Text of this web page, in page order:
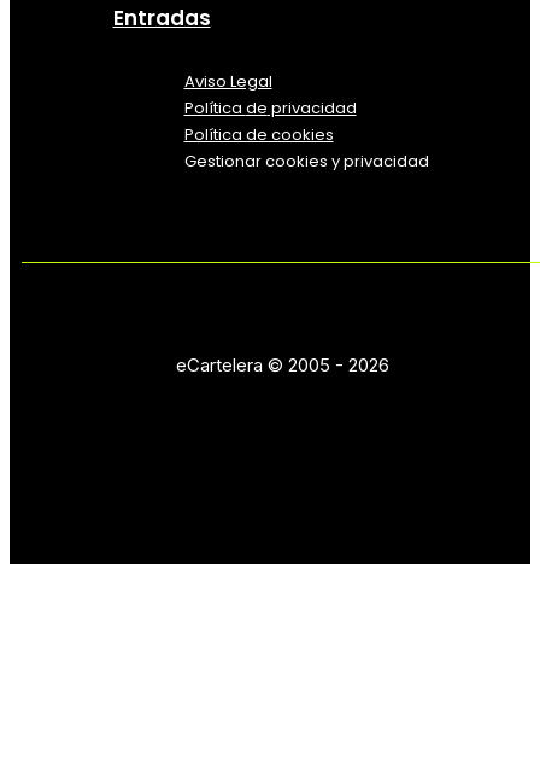
Entradas
Aviso Legal
Política de privacidad
Política de cookies
Gestionar cookies y privacidad
eCartelera © 2005 - 2026